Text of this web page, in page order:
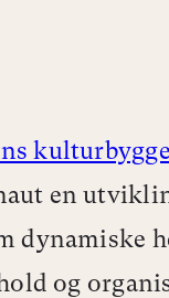
en
dynamiske
og